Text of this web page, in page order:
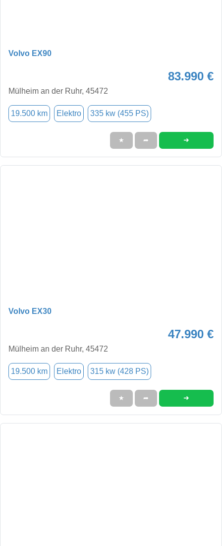
Volvo EX90
83.990 €
Mülheim an der Ruhr, 45472
19.500 km Elektro 335 kw (455 PS)
★ ➦ ➜
Volvo EX30
47.990 €
Mülheim an der Ruhr, 45472
19.500 km Elektro 315 kw (428 PS)
★ ➦ ➜